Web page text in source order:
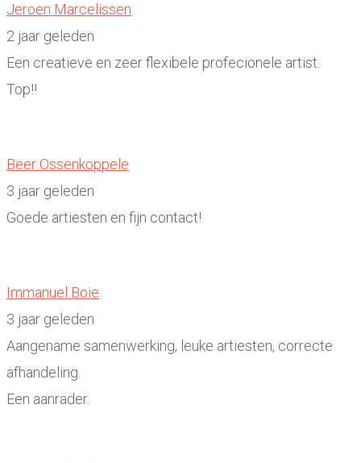
Jeroen Marcelissen
2 jaar geleden
Een creatieve en zeer flexibele profecionele artist.
Top!!
Beer Ossenkoppele
3 jaar geleden
Goede artiesten en fijn contact!
Immanuel Boie
3 jaar geleden
Aangename samenwerking, leuke artiesten, correcte
afhandeling.
Een aanrader.